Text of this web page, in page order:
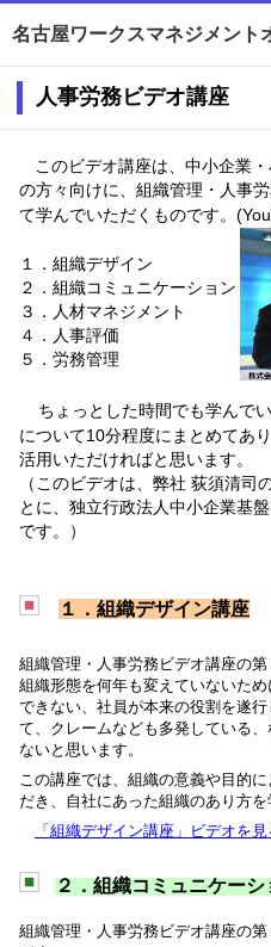
名古屋ワークスマネジメント
人事労務ビデオ講座
このビデオ講座は、中小企業
の方々向けに、組織管理・人事
て学んでいただくものです。
１．組織デザイン
２．組織コミュニケーション
３．人材マネジメント
４．人事評価
５．労務管理
ちょっとした時間でも学んで
について10分程度にまとめてあ
活用いただければと思います。
（このビデオは、弊社 荻須清司
とに、独立行政法人中小企業基
です。）
１．組織デザイン講座
組織管理・人事労務ビデオ講座の第
組織形態を何年も変えていないた
できない、社員が本来の役割を遂
て、クレームなども多発している
ないと思います。
この講座では、組織の意義や目的
だき、自社にあった組織のあり方を
「組織デザイン講座」ビデオを見
２．組織コミュニケー
組織管理・人事労務ビデオ講座の